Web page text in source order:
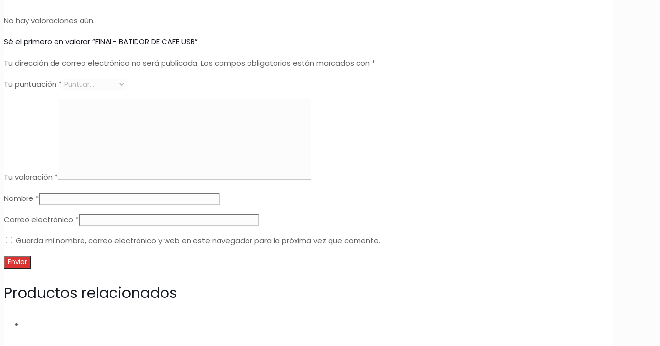
No hay valoraciones aún.
Sé el primero en valorar “FINAL- BATIDOR DE CAFE USB”
Tu dirección de correo electrónico no será publicada. Los campos obligatorios están marcados con *
Tu puntuación *
Tu valoración *
Nombre *
Correo electrónico *
Guarda mi nombre, correo electrónico y web en este navegador para la próxima vez que comente.
Productos relacionados